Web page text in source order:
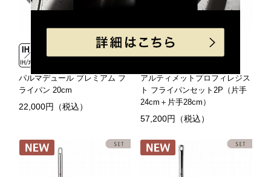
パルマデュール プレミアム フ
ライパン 20cm
22,000円（税込）
アルティメットプロフィレジス
ト フライパンセット2P（片手
24cm＋片手28cm）
57,200円（税込）